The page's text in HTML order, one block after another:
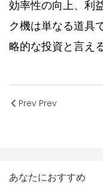
効率性の向上、利
ク機は単なる道具
略的な投資と言え
Prev Prev
あなたにおすすめ